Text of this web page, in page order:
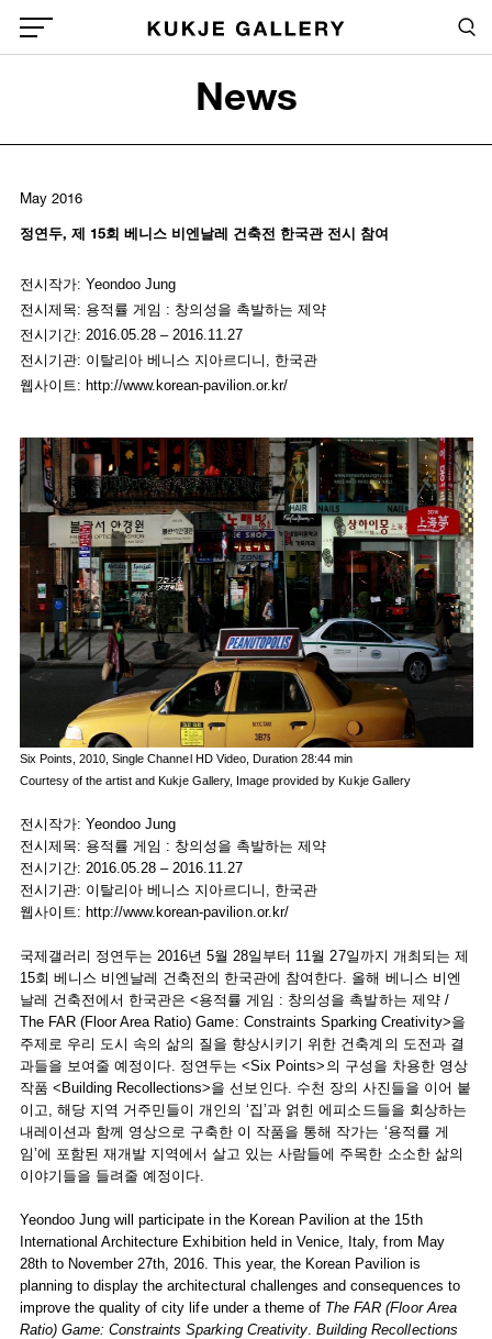
Skip to main content
Global Menu Open Button
News
May 2016
정연두, 제 15회 베니스 비엔날레 건축전 한국관 전시 참여
전시작가: Yeondoo Jung
전시제목: 용적률 게임 : 창의성을 촉발하는 제약
전시기간: 2016.05.28 – 2016.11.27
전시기관: 이탈리아 베니스 지아르디니, 한국관
웹사이트: http://www.korean-pavilion.or.kr/
Six Points, 2010, Single Channel HD Video, Duration 28:44 min
Courtesy of the artist and Kukje Gallery, Image provided by Kukje Gallery
전시작가: Yeondoo Jung
전시제목: 용적률 게임 : 창의성을 촉발하는 제약
전시기간: 2016.05.28 – 2016.11.27
전시기관: 이탈리아 베니스 지아르디니, 한국관
웹사이트: http://www.korean-pavilion.or.kr/
국제갤러리 정연두는 2016년 5월 28일부터 11월 27일까지 개최되는 제
15회 베니스 비엔날레 건축전의 한국관에 참여한다. 올해 베니스 비엔
날레 건축전에서 한국관은 <용적률 게임 : 창의성을 촉발하는 제약 /
The FAR (Floor Area Ratio) Game: Constraints Sparking Creativity>을
주제로 우리 도시 속의 삶의 질을 향상시키기 위한 건축계의 도전과 결
과들을 보여줄 예정이다. 정연두는 <Six Points>의 구성을 차용한 영상
작품 <Building Recollections>을 선보인다. 수천 장의 사진들을 이어 붙
이고, 해당 지역 거주민들이 개인의 ‘집’과 얽힌 에피소드들을 회상하는
내레이션과 함께 영상으로 구축한 이 작품을 통해 작가는 ‘용적률 게
임’에 포함된 재개발 지역에서 살고 있는 사람들에 주목한 소소한 삶의
이야기들을 들려줄 예정이다.
Yeondoo Jung will participate in the Korean Pavilion at the 15th
International Architecture Exhibition held in Venice, Italy, from May
28th to November 27th, 2016. This year, the Korean Pavilion is
planning to display the architectural challenges and consequences to
improve the quality of city life under a theme of The FAR (Floor Area
Ratio) Game: Constraints Sparking Creativity.Building Recollections